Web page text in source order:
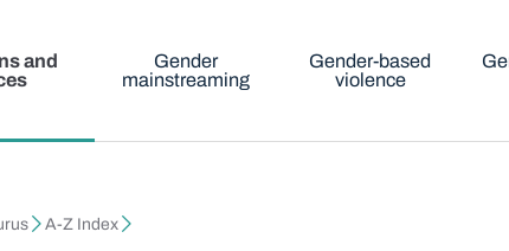
and
Gender
mainstreaming
Gender-based
violence
A-Z Index